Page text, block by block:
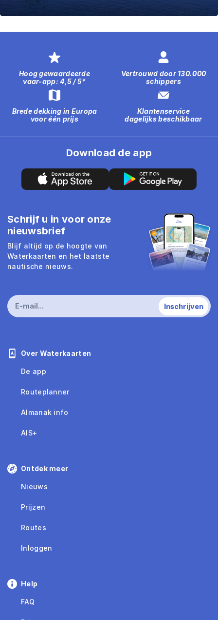
Hoog gewaardeerde
vaar-app: 4,5 / 5*
Vertrouwd door 130.000
schippers
Brede dekking in Europa
voor één prijs
Klantenservice
dagelijks beschikbaar
Over Waterkaarten
De app
Routeplanner
Almanak info
AIS+
Ontdek meer
Nieuws
Prijzen
Routes
Inloggen
Help
FAQ
Download de app
Schrijf u in voor onze
nieuwsbrief
Blijf altijd op de hoogte van
Waterkaarten en het laatste
nautische nieuws.